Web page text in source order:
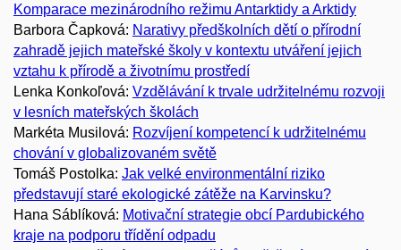
Komparace mezinárodního režimu Antarktidy a Arktidy
Barbora Čapková: Narativy předškolních dětí o přírodní
zahradě jejich mateřské školy v kontextu utváření jejich
vztahu k přírodě a životnímu prostředí
Lenka Konkoľová: Vzdělávání k trvale udržitelnému rozvoji
v lesních mateřských školách
Markéta Musilová: Rozvíjení kompetencí k udržitelnému
chování v globalizovaném světě
Tomáš Postolka: Jak velké environmentální riziko
představují staré ekologické zátěže na Karvinsku?
Hana Sáblíková: Motivační strategie obcí Pardubického
kraje na podporu třídění odpadu